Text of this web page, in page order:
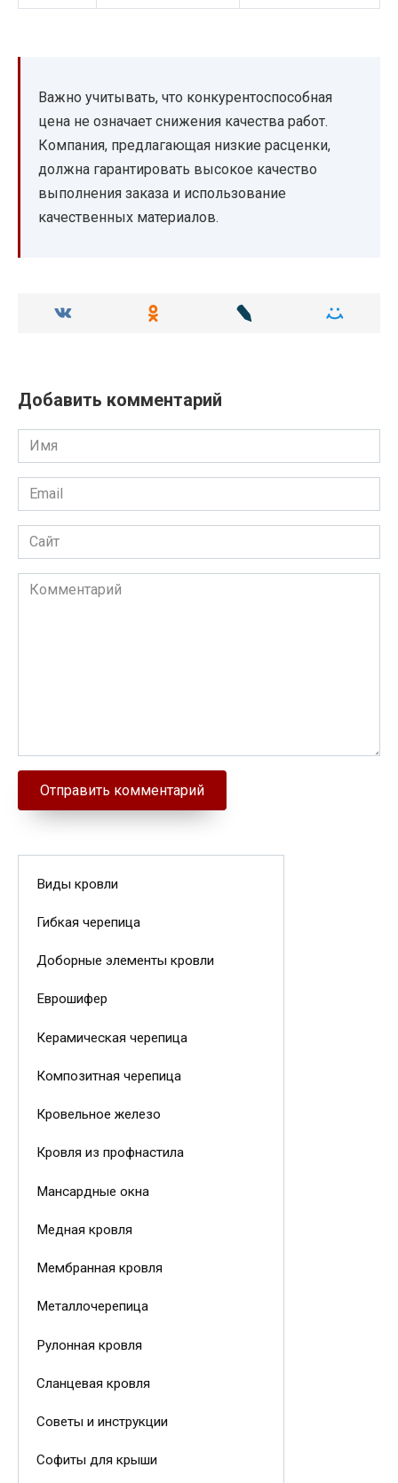
Важно учитывать, что конкурентоспособная
цена не означает снижения качества работ.
Компания, предлагающая низкие расценки,
должна гарантировать высокое качество
выполнения заказа и использование
качественных материалов.
Добавить комментарий
Имя
Email
Сайт
Комментарий
Виды кровли
Гибкая черепица
Доборные элементы кровли
Еврошифер
Керамическая черепица
Композитная черепица
Кровельное железо
Кровля из профнастила
Мансардные окна
Медная кровля
Мембранная кровля
Металлочерепица
Рулонная кровля
Сланцевая кровля
Советы и инструкции
Софиты для крыши